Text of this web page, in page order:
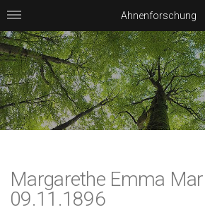
Margarethe Emma
09.11.1896
Ahnenforschung